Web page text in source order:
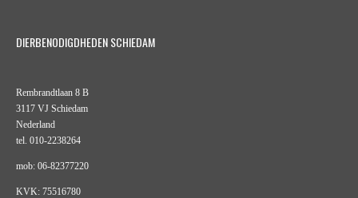
DIERBENODIGDHEDEN SCHIEDAM
Rembrandtlaan 8 B
3117 VJ Schiedam
Nederland
tel. 010-2238264
mob: 06-82377220
KVK: 75516780